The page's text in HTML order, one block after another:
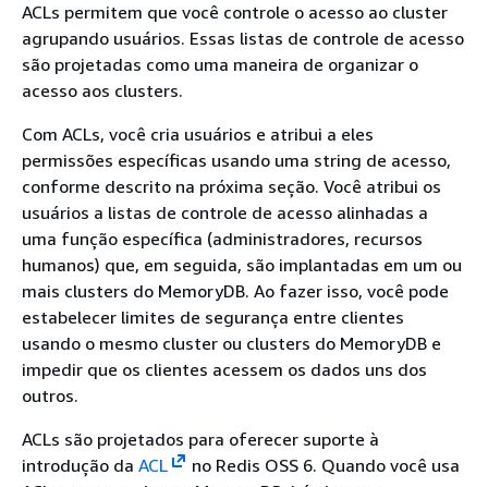
ACLs permitem que você controle o acesso ao cluster
agrupando usuários. Essas listas de controle de acesso
são projetadas como uma maneira de organizar o
acesso aos clusters.
Com ACLs, você cria usuários e atribui a eles
permissões específicas usando uma string de acesso,
conforme descrito na próxima seção. Você atribui os
usuários a listas de controle de acesso alinhadas a
uma função específica (administradores, recursos
humanos) que, em seguida, são implantadas em um ou
mais clusters do MemoryDB. Ao fazer isso, você pode
estabelecer limites de segurança entre clientes
usando o mesmo cluster ou clusters do MemoryDB e
impedir que os clientes acessem os dados uns dos
outros.
ACLs são projetados para oferecer suporte à
introdução da ACL
no Redis OSS 6. Quando você usa